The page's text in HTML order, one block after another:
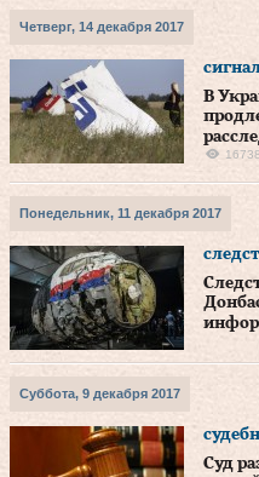
Четверг, 14 декабря 2017
В
16738
Понедельник, 11 декабря 2017
Суббота, 9 декабря 2017
Суд